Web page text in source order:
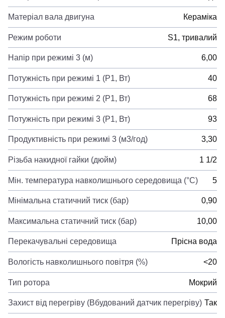
Матеріал вала двигуна Кераміка
Режим роботи S1, тривалий
Напір при режимі 3 (м) 6,00
Потужність при режимі 1 (P1, Вт) 40
Потужність при режимі 2 (P1, Вт) 68
Потужність при режимі 3 (P1, Вт) 93
Продуктивність при режимі 3 (м3/год) 3,30
Різьба накидної гайки (дюйм) 1 1/2
Мін. температура навколишнього середовища (°C) 5
Мінімальна статичний тиск (бар) 0,90
Максимальна статичний тиск (бар) 10,00
Перекачувальні середовища Прісна вода
Вологість навколишнього повітря (%) <20
Тип ротора Мокрий
Захист від перегріву (Вбудований датчик перегріву) Так